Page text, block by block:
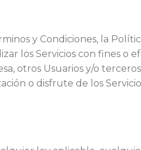
y Condiciones, la
los Servicios con fines o
otros Usuarios y/o
o disfrute de los